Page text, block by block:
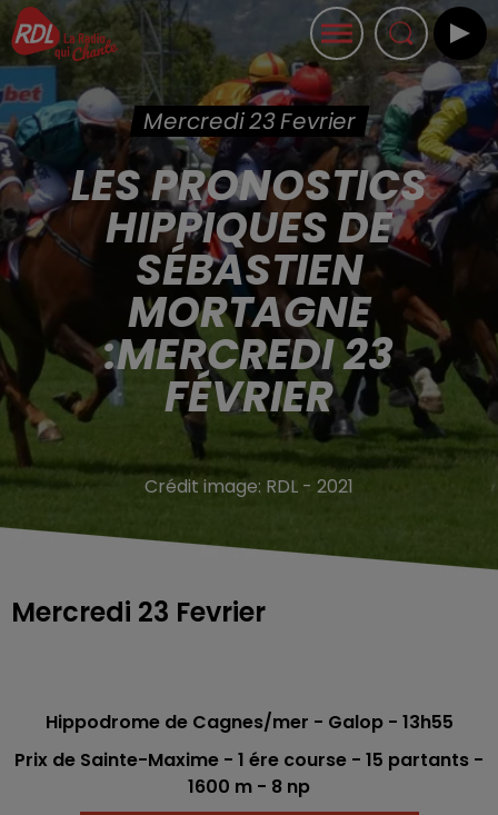
Mercredi 23 Fevrier
LES PRONOSTICS
HIPPIQUES DE
SÉBASTIEN
MORTAGNE
:MERCREDI 23
FÉVRIER
Crédit image: RDL - 2021
Mercredi 23 Fevrier
Hippodrome de Cagnes/mer - Galop - 13h55
Prix de Sainte-Maxime - 1 ére course - 15 partants -
1600 m - 8 np